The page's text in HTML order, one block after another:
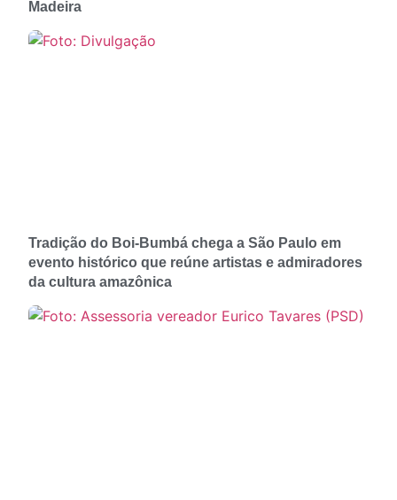
Madeira
Tradição do Boi-Bumbá chega a São Paulo em
evento histórico que reúne artistas e admiradores
da cultura amazônica